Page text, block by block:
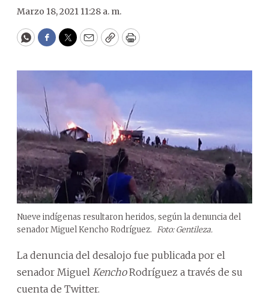
Marzo 18, 2021 11:28 a. m.
WhatsApp
Facebook
Twitter
EmailCopyPrint
Nueve indígenas resultaron heridos, según la denuncia del
senador Miguel Kencho Rodríguez. Foto: Gentileza.
La denuncia del desalojo fue publicada por el
senador Miguel KenchoRodríguez a través de su
cuenta de Twitter.